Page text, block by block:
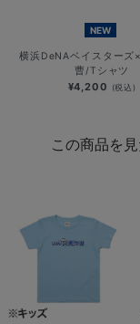
NEW
横浜DeNAベイスターズ
曹/Tシャツ
¥4,200 (税込)
この商品を